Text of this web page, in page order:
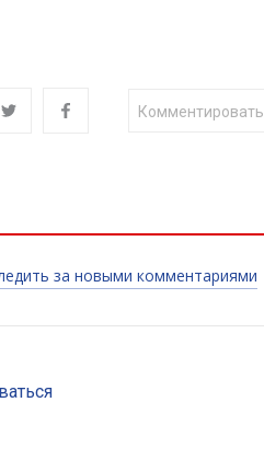
Комментировать
за новыми комментариями